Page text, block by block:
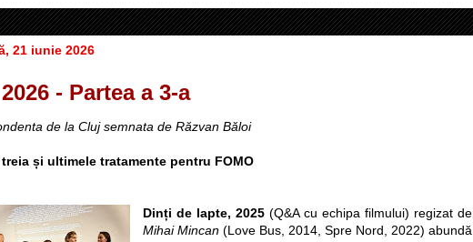
21 iunie 2026
- Partea a 3-a
de la Cluj semnata de Răzvan Băloi
treia și ultimele tratamente pentru FOMO
Dinți de lapte, 2025 (Q&A cu echipa filmului) regizat de
Mihai Mincan (Love Bus, 2014, Spre Nord, 2022) abundă